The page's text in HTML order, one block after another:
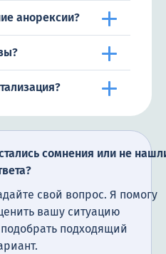
анорексии?
сомнения или не
свой вопрос. Я помогу
вашу ситуацию
подходящий